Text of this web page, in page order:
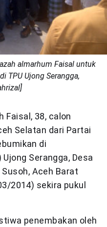
almarhum Faisal untuk
TPU Ujong Serangga,
Faisal, 38, calon
Selatan dari Partai
di
Serangga, Desa
Aceh Barat
2014) sekira pukul
penembakan oleh